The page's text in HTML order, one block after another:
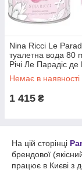
Nina Ricci Le
туалетна вода 80
Річі Ле Парадіс де
Немає в наявності
1 415 ₴
На цій сторінці
брендової
працює в Києві з